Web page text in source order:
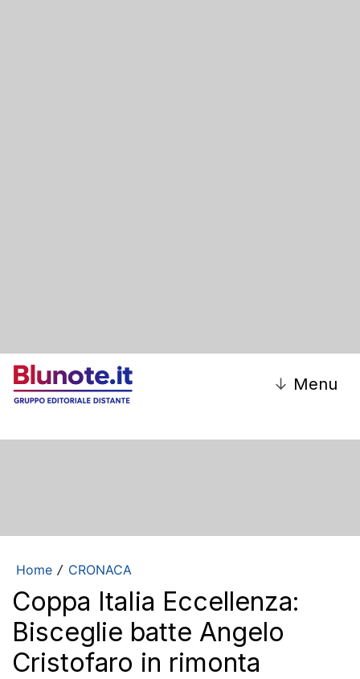
↓ Menu
Home / CRONACA
Coppa ItaIia Eccellenza:
Bisceglie batte Angelo
Cristofaro in rimonta